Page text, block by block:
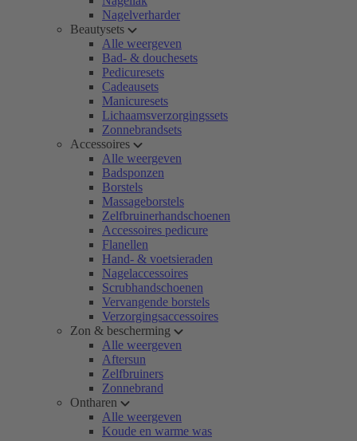
Nagelverharder
Beautysets
Alle weergeven
Bad- & douchesets
Pedicuresets
Cadeausets
Manicuresets
Lichaamsverzorgingssets
Zonnebrandsets
Accessoires
Alle weergeven
Badsponzen
Borstels
Massageborstels
Zelfbruinerhandschoenen
Accessoires pedicure
Flanellen
Hand- & voetsieraden
Nagelaccessoires
Scrubhandschoenen
Vervangende borstels
Verzorgingsaccessoires
Zon & bescherming
Alle weergeven
Aftersun
Zelfbruiners
Zonnebrand
Ontharen
Alle weergeven
Koude en warme was